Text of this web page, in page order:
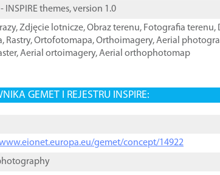
- INSPIRE themes, version 1.0
,Zdjęcie lotnicze,Obraz terenu, Fotografia terenu,
, Rastry,Ortofotomapa,Orthoimagery,Aerial
,Aerial ortoimagery,Aerial orthophotomap
GEMET I REJESTRU INSPIRE:
gemet/concept/14922